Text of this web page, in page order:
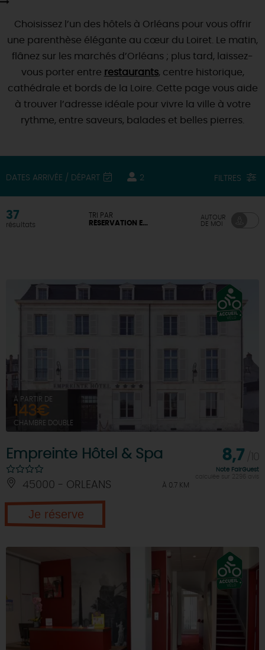
TOUTES LES ACTIVITÉS
Vins etvignobles
Chic,une aire de pique-nique
Par ici les guinguettes
Que rapporter du Loiret ?
La Route des Métiers d'Art
TOUT L'ART DE VIVRE
(re)Découvrir les coulisses de la Faïencerie de
Expérimenterles parcours Baludik🕵️
Une saison de festivals 🎉
Rendez-vous de la nature en 2026
2026
Où sortir ?
DEMAIN
CE WEEK-END
TOUT L'AGENDA
RÉSERVER MAINTENANT
Choisissez l’un des hôtels à Orléans pour vous offrir
une parenthèse élégante au cœur du Loiret. Le matin,
flânez sur les marchés d’Orléans ; plus tard, laissez-
vous porter entre restaurants, centre historique,
cathédrale et bords de la Loire. Cette page vous aide
à trouver l’adresse idéale pour vivre la ville à votre
rythme, entre saveurs, balades et belles pierres.
DATES ARRIVÉE / DÉPART 2 FILTRES
37
résultats
TRI PAR
RÉSERVATION EN LIGNE DISPONIBLE
AUTOUR
DE MOI
À PARTIR DE
143€
CHAMBRE DOUBLE
Empreinte Hôtel & Spa
45000 - ORLEANS À 0.7 KM
8,7
Note FairGuest
Je réserve